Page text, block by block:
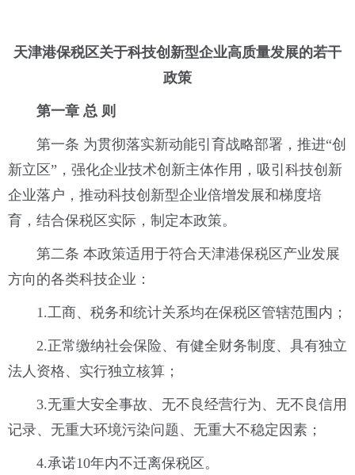
天津港保税区关于科技创新型企业高质量发展的若干
政策
第一章 总 则
第一条 为贯彻落实新动能引育战略部署，推进“创
新立区”，强化企业技术创新主体作用，吸引科技创新
企业落户，推动科技创新型企业倍增发展和梯度培
育，结合保税区实际，制定本政策。
第二条 本政策适用于符合天津港保税区产业发展
方向的各类科技企业：
1.工商、税务和统计关系均在保税区管辖范围内；
2.正常缴纳社会保险、有健全财务制度、具有独立
法人资格、实行独立核算；
3.无重大安全事故、无不良经营行为、无不良信用
记录、无重大环境污染问题、无重大不稳定因素；
4.承诺10年内不迁离保税区。